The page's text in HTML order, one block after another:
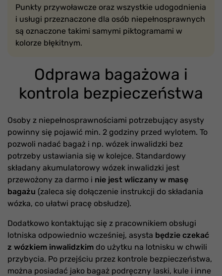
Punkty przywoławcze oraz wszystkie udogodnienia
i usługi przeznaczone dla osób niepełnosprawnych
są oznaczone takimi samymi piktogramami w
kolorze błękitnym.
Odprawa bagażowa i
kontrola bezpieczeństwa
Osoby z niepełnosprawnościami potrzebujący asysty
powinny się pojawić min. 2 godziny przed wylotem. To
pozwoli nadać bagaż i np. wózek inwalidzki bez
potrzeby ustawiania się w kolejce. Standardowy
składany akumulatorowy wózek inwalidzki jest
przewożony za darmo i nie jest wliczany w masę
bagażu (zaleca się dołączenie instrukcji do składania
wózka, co ułatwi pracę obsłudze).
Dodatkowo kontaktując się z pracownikiem obsługi
lotniska odpowiednio wcześniej, asysta będzie czekać
z wózkiem inwalidzkim do użytku na lotnisku w chwili
przybycia. Po przejściu przez kontrole bezpieczeństwa,
można posiadać jako bagaż podręczny laski, kule i inne